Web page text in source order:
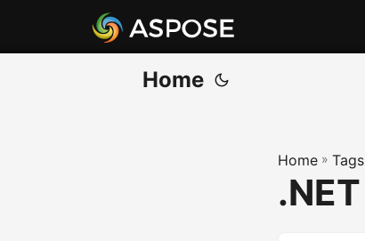
Home
Home » Tags
.NET